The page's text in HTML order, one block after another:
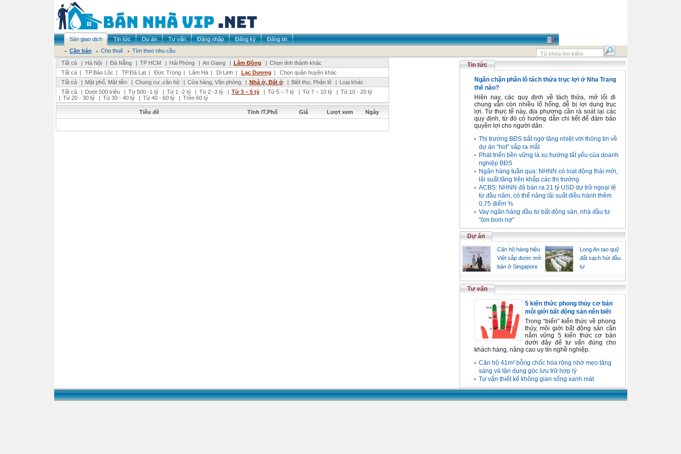
Sàn giao dịch Tin tức Dự án Tư vấn Đăng nhập Đăng ký
Đăng tin
Cần bán
Cho thuê
Tìm theo nhu cầu
Tất cả
| Hà Nội | Đà Nẵng | TP HCM | Hải Phòng | An Giang | Lâm Đồng | Chọn tỉnh thành khác
Tất cả | TP.Bảo Lộc | TP.Đà Lạt | Đức Trọng | Lâm Hà | Di Linh | Lạc Dương |
Chọn quận huyện khác
Tất cả
| Mặt phố, Mặt tiền | Chung cư ,căn hộ | Cửa hàng, Văn phòng | Nhà ở, Đất ở | Biệt thự, Phân lô | Loại khác
Tất cả
| Dưới 500 triệu | Từ 500 -1 tỷ | Từ 1 -2 tỷ | Từ 2 -3 tỷ | Từ 3 – 5 tỷ | Từ 5 – 7 tỷ | Từ 7 – 10 tỷ | Từ 10 - 20 tỷ
| Từ 20 - 30 tỷ | Từ 30 - 40 tỷ | Từ 40 - 60 tỷ | Trên 60 tỷ
Tiêu đề Tỉnh /T.Phố Giá Lượt xem Ngày
Tin tức
Ngăn chặn phân lô tách thửa trục lợi ở Nha Trang
thế nào?
Hiện nay, các quy định về tách thửa, mở lối đi
chung vẫn còn nhiều lổ hổng, dễ bị lợi dụng trục
lợi. Từ thực tế này, địa phương cần rà soát lại các
quy định, từ đó có hướng dẫn chi tiết để đảm bảo
quyền lợi cho người dân.
Thị trường BĐS bất ngờ tăng nhiệt với thông tin về
dự án “hot” sắp ra mắt
Phát triển bền vững là xu hướng tất yếu của doanh
nghiệp BĐS
Ngân hàng tuần qua: NHNN có loạt động thái mới,
lãi suất tăng trên khắp các thị trường
ACBS: NHNN đã bán ra 21 tỷ USD dự trữ ngoại tệ
từ đầu năm, có thể nâng lãi suất điều hành thêm
0,75 điểm %
Vay ngân hàng đầu tư bất động sản, nhà đầu tư
"ôm bom nợ"
Dự án
Căn hộ hàng hiệu
Việt sắp được mở
bán ở Singapore
Long An tạo quỹ
đất sạch hút đầu
tư
Tư vấn
5 kiến thức phong thủy cơ bản
môi giới bất động sản nên biết
Trong “biển” kiến thức về phong
thủy, môi giới bất động sản cần
nắm vững 5 kiến thức cơ bản
dưới đây để tư vấn đúng cho
khách hàng, nâng cao uy tín nghề nghiệp.
Căn hộ 41m² bỗng chốc hóa rộng nhờ mẹo tăng
sáng và tận dụng góc lưu trữ hợp lý
Tư vấn thiết kế không gian sống xanh mát